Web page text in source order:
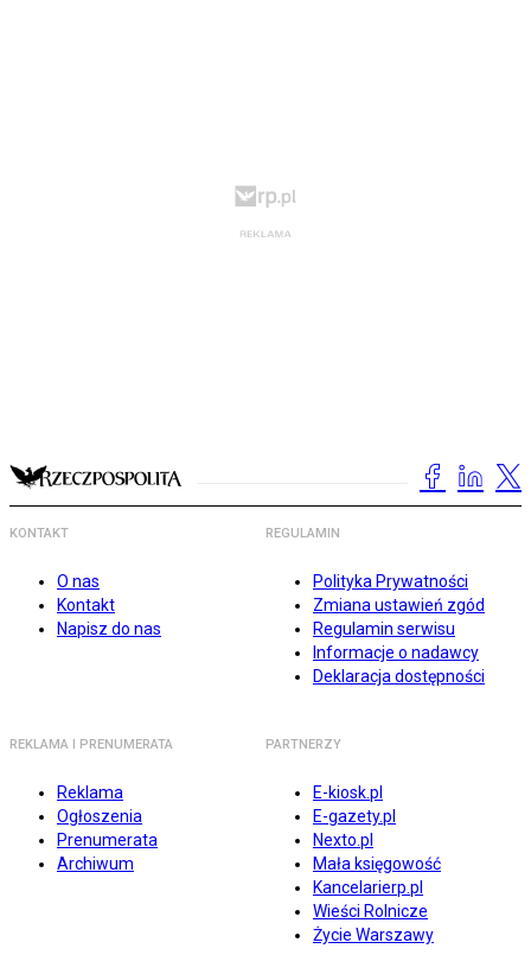
KONTAKT
O nas
Kontakt
Napisz do nas
REGULAMIN
Polityka Prywatności
Zmiana ustawień zgód
Regulamin serwisu
Informacje o nadawcy
Deklaracja dostępności
REKLAMA I PRENUMERATA
Reklama
Ogłoszenia
Prenumerata
Archiwum
PARTNERZY
E-kiosk.pl
E-gazety.pl
Nexto.pl
Mała księgowość
Kancelarierp.pl
Wieści Rolnicze
Życie Warszawy